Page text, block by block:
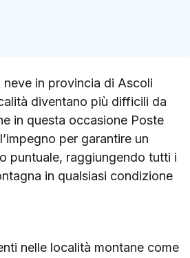
Facebook
neve in provincia di Ascoli
diventano più difficili da
in questa occasione Poste
per garantire un
puntuale, raggiungendo tutti i
in qualsiasi condizione
nelle località montane come